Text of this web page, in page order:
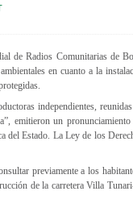
de Radios Comunitarias de
en cuanto a la
independientes,
emitieron un
del Estado. La Ley de los
previamente a los
de la carretera Villa